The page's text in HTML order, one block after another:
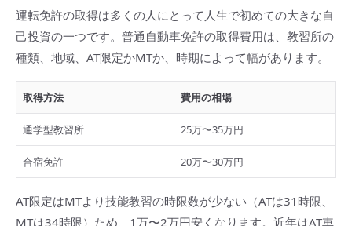
運転免許の取得は多くの人にとって人生で初めての大きな自
己投資の一つです。普通自動車免許の取得費用は、教習所の
種類、地域、AT限定かMTか、時期によって幅があります。
取得方法 費用の相場
通学型教習所 25万〜35万円
合宿免許 20万〜30万円
AT限定はMTより技能教習の時限数が少ない（ATは31時限、
MTは34時限）ため、1万〜2万円安くなります。近年はAT車